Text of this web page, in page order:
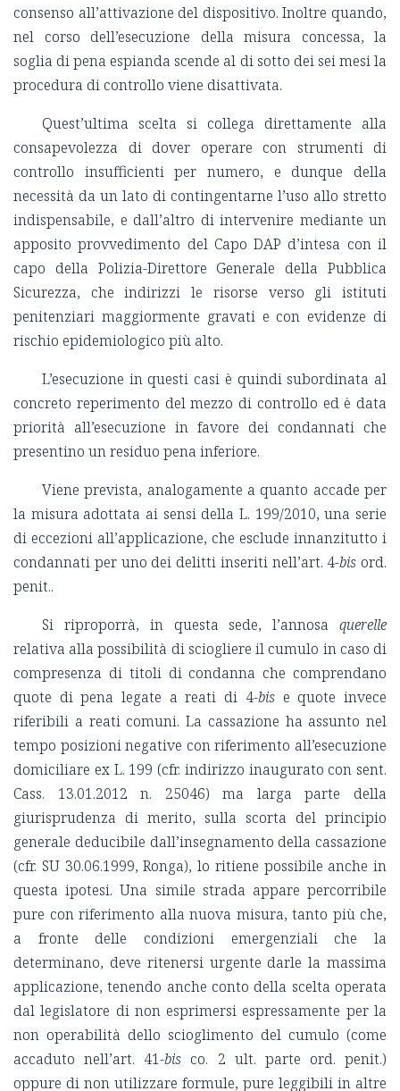
consenso all’attivazione del dispositivo. Inoltre quando,
nel corso dell’esecuzione della misura concessa, la
soglia di pena espianda scende al di sotto dei sei mesi la
procedura di controllo viene disattivata.
Quest’ultima scelta si collega direttamente alla
consapevolezza di dover operare con strumenti di
controllo insufficienti per numero, e dunque della
necessità da un lato di contingentarne l’uso allo stretto
indispensabile, e dall’altro di intervenire mediante un
apposito provvedimento del Capo DAP d’intesa con il
capo della Polizia-Direttore Generale della Pubblica
Sicurezza, che indirizzi le risorse verso gli istituti
penitenziari maggiormente gravati e con evidenze di
rischio epidemiologico più alto.
L’esecuzione in questi casi è quindi subordinata al
concreto reperimento del mezzo di controllo ed è data
priorità all’esecuzione in favore dei condannati che
presentino un residuo pena inferiore.
Viene prevista, analogamente a quanto accade per
la misura adottata ai sensi della L. 199/2010, una serie
di eccezioni all’applicazione, che esclude innanzitutto i
condannati per uno dei delitti inseriti nell’art. 4-bis ord.
penit..
Si riproporrà, in questa sede, l’annosa querelle
relativa alla possibilità di sciogliere il cumulo in caso di
compresenza di titoli di condanna che comprendano
quote di pena legate a reati di 4-bise quote invece
riferibili a reati comuni. La cassazione ha assunto nel
tempo posizioni negative con riferimento all’esecuzione
domiciliare ex L. 199 (cfr. indirizzo inaugurato con sent.
Cass. 13.01.2012 n. 25046) ma larga parte della
giurisprudenza di merito, sulla scorta del principio
generale deducibile dall’insegnamento della cassazione
(cfr. SU 30.06.1999, Ronga), lo ritiene possibile anche in
questa ipotesi. Una simile strada appare percorribile
pure con riferimento alla nuova misura, tanto più che,
a fronte delle condizioni emergenziali che la
determinano, deve ritenersi urgente darle la massima
applicazione, tenendo anche conto della scelta operata
dal legislatore di non esprimersi espressamente per la
non operabilità dello scioglimento del cumulo (come
accaduto nell’art. 41-bis co. 2 ult. parte ord. penit.)
oppure di non utilizzare formule, pure leggibili in altre